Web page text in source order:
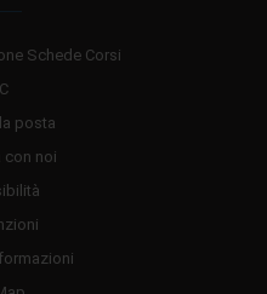
Schede Corsi
posta
con noi